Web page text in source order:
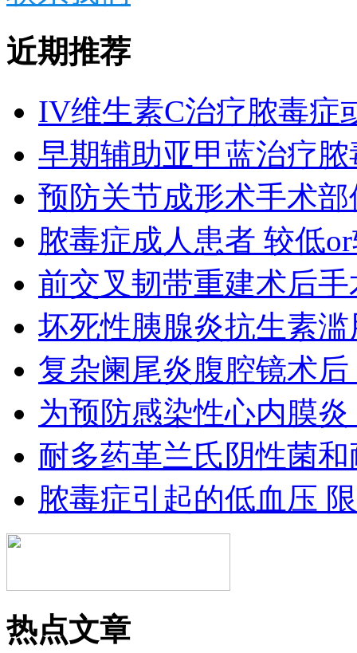
近期推荐
IV维生素C治疗脓毒
早期辅助亚甲蓝治疗
预防关节成形术手术
脓毒症成人患者 较低
前交叉韧带重建术后
坏死性胰腺炎抗生素
复杂阑尾炎腹腔镜术
为预防感染性心内膜
耐多药革兰氏阴性菌
脓毒症引起的低血压
热点文章